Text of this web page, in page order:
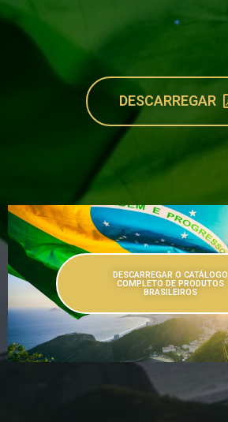
*
DESCARREGAR
DESCARREGAR O CATÁLOGO
COMPLETO DE PRODUTOS
BRASILEIROS